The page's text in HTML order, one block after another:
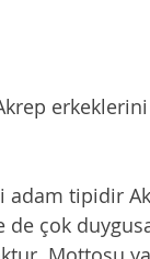
tipidir
çok